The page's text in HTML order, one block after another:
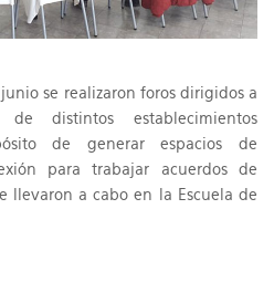
se realizaron foros dirigidos a
distintos establecimientos
de generar espacios de
para trabajar acuerdos de
llevaron a cabo en la Escuela de